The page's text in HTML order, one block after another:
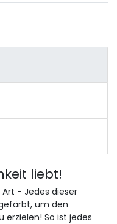
liebt!
- Jedes dieser
um den
So ist jedes